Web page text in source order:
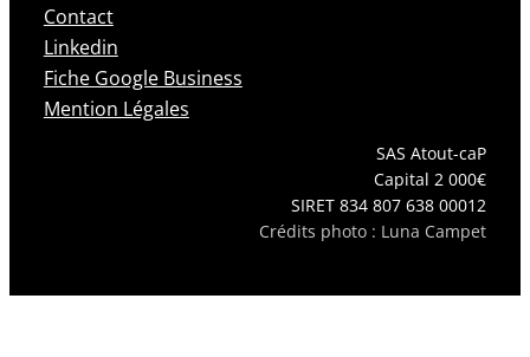
Contact
Linkedin
Fiche Google Business
Mention Légales
SAS Atout-caP
Capital 2 000€
SIRET 834 807 638 00012
Crédits photo : Luna Campet